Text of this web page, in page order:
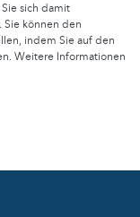
sich damit
Sie können den
indem Sie auf den
Weitere Informationen